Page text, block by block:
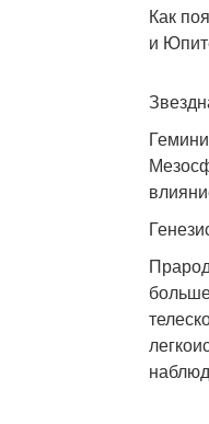
Как
и